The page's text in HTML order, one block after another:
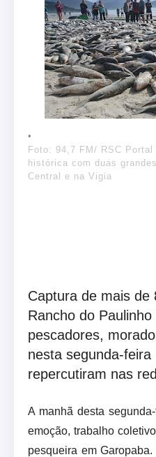
Foto: 94,7 FM/ RSC
histórica com duas
Central e na Vigia
Captura de mais de
Rancho do Paulinho
pescadores,
nesta segunda-
repercutiram nas
A manhã desta
emoção, trabalho
pesqueira em